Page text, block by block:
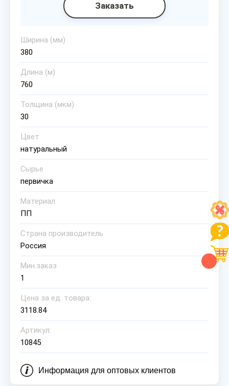
Заказать
Ширина (мм)
380
Длина (м)
760
Толщина (мкм)
30
Цвет
натуральный
Сырье
первичка
Материал
ПП
Страна производитель
Россия
Мин.заказ
1
Цена за ед. товара:
3118.84
Артикул:
10845
Информация для оптовых клиентов